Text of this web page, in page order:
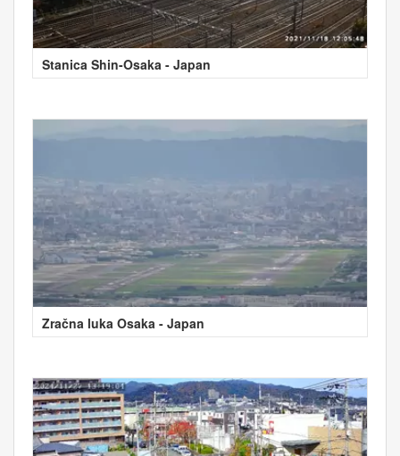
Stanica Shin-Osaka - Japan
Zračna luka Osaka - Japan